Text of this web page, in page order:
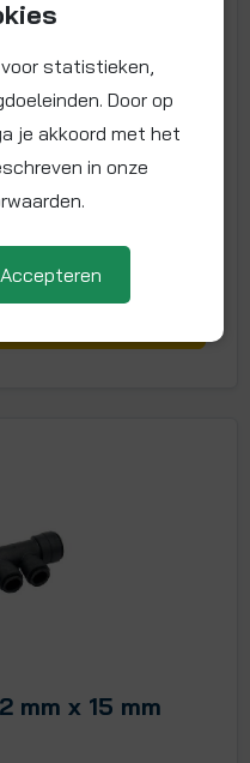
naar Ø10
83
+
mm x 15 mm
statistieken,
Door op
je akkoord met het
in onze
Accepteren